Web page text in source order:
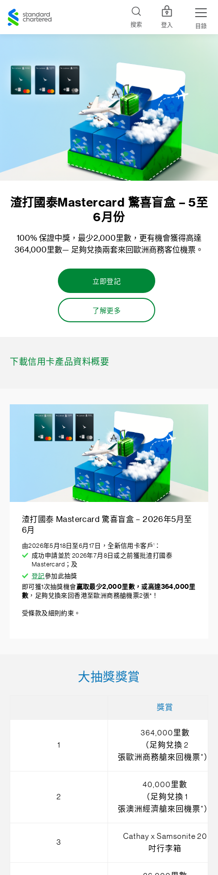
Standard
Chartered
搜索 登入 目錄
渣打國泰Mastercard 驚喜盲盒 – 5至
6月份
100% 保證中獎，最少2,000里數，更有機會獲得高達
364,000里數— 足夠兌換兩套來回歐洲商務客位機票。
立即登記
了解更多
下載信用卡產品資料概要
渣打國泰 Mastercard 驚喜盲盒 – 2026年5月至
6月
由2026年5月18日至6月17日，全新信用卡客戶 1
：
成功申請並於 2026年7月8日或之前獲批渣打國泰
Mastercard；及
登記參加此抽獎
即可獲1次抽獎機會贏取最少2,000里數，或高達364,000里
數 ，足夠兌換來回香港至歐洲商務艙機票2張*！
受條款及細則約束。
大抽獎獎賞
獎賞
1
364,000里數
（足夠兌換 2
張歐洲商務艙來回機票*）
2
40,000里數
（足夠兌換 1
張澳洲經濟艙來回機票*）
3
Cathay x Samsonite 20
吋行李箱